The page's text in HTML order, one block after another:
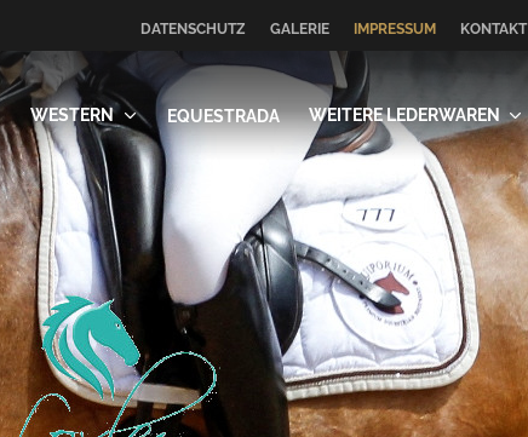
DATENSCHUTZ GALERIE IMPRESSUM KONTAKT
WESTERN EQUESTRADA WEITERE LEDERWAREN